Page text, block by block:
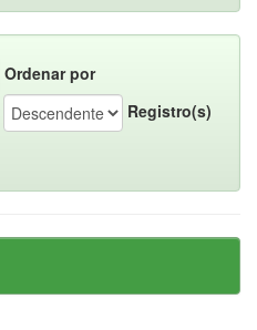
Ordenar por
Registro(s)